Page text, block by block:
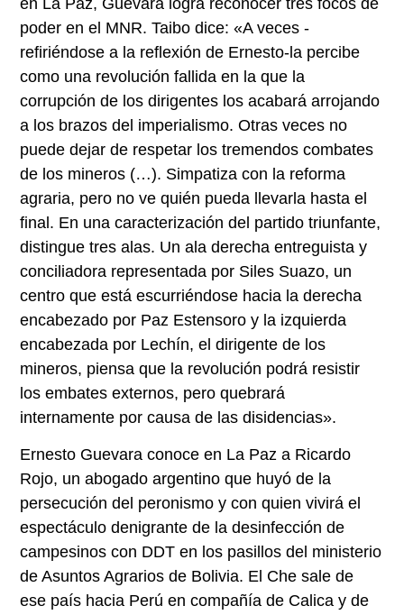
poder en el MNR. Taibo dice: «A veces -
refiriéndose a la reflexión de Ernesto-la percibe
como una revolución fallida en la que la
corrupción de los dirigentes los acabará arrojando
a los brazos del imperialismo. Otras veces no
puede dejar de respetar los tremendos combates
de los mineros (…). Simpatiza con la reforma
agraria, pero no ve quién pueda llevarla hasta el
final. En una caracterización del partido triunfante,
distingue tres alas. Un ala derecha entreguista y
conciliadora representada por Siles Suazo, un
centro que está escurriéndose hacia la derecha
encabezado por Paz Estensoro y la izquierda
encabezada por Lechín, el dirigente de los
mineros, piensa que la revolución podrá resistir
los embates externos, pero quebrará
internamente por causa de las disidencias».
Ernesto Guevara conoce en La Paz a Ricardo
Rojo, un abogado argentino que huyó de la
persecución del peronismo y con quien vivirá el
espectáculo denigrante de la desinfección de
campesinos con DDT en los pasillos del ministerio
de Asuntos Agrarios de Bolivia. El Che sale de
ese país hacia Perú en compañía de Calica y de